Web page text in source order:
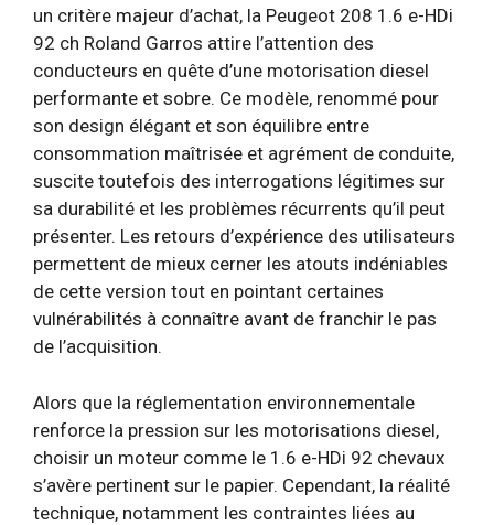
un critère majeur d’achat, la Peugeot 208 1.6 e-HDi
92 ch Roland Garros attire l’attention des
conducteurs en quête d’une motorisation diesel
performante et sobre. Ce modèle, renommé pour
son design élégant et son équilibre entre
consommation maîtrisée et agrément de conduite,
suscite toutefois des interrogations légitimes sur
sa durabilité et les problèmes récurrents qu’il peut
présenter. Les retours d’expérience des utilisateurs
permettent de mieux cerner les atouts indéniables
de cette version tout en pointant certaines
vulnérabilités à connaître avant de franchir le pas
de l’acquisition.
Alors que la réglementation environnementale
renforce la pression sur les motorisations diesel,
choisir un moteur comme le 1.6 e-HDi 92 chevaux
s’avère pertinent sur le papier. Cependant, la réalité
technique, notamment les contraintes liées au